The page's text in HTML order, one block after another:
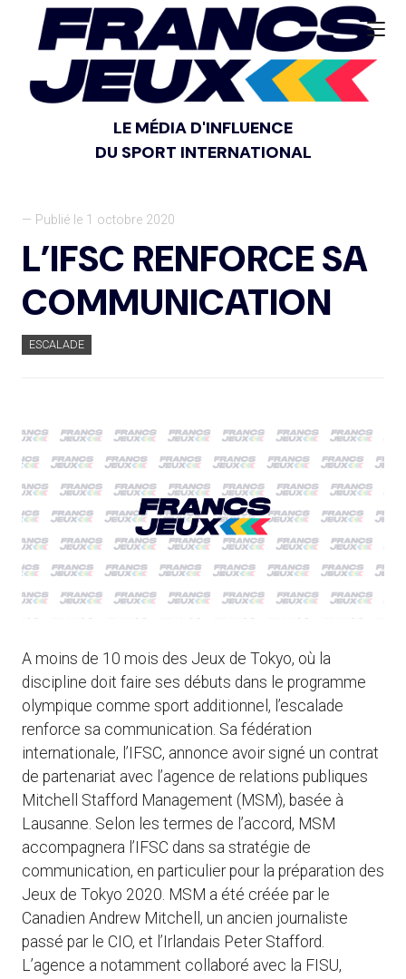
LE MÉDIA D'INFLUENCE
DU SPORT INTERNATIONAL
— Publié le 1 octobre 2020
L’IFSC RENFORCE SA
COMMUNICATION
ESCALADE
A moins de 10 mois des Jeux de Tokyo, où la
discipline doit faire ses débuts dans le programme
olympique comme sport additionnel, l’escalade
renforce sa communication. Sa fédération
internationale, l’IFSC, annonce avoir signé un contrat
de partenariat avec l’agence de relations publiques
Mitchell Stafford Management (MSM), basée à
Lausanne. Selon les termes de l’accord, MSM
accompagnera l’IFSC dans sa stratégie de
communication, en particulier pour la préparation des
Jeux de Tokyo 2020. MSM a été créée par le
Canadien Andrew Mitchell, un ancien journaliste
passé par le CIO, et l’Irlandais Peter Stafford.
L’agence a notamment collaboré avec la FISU,